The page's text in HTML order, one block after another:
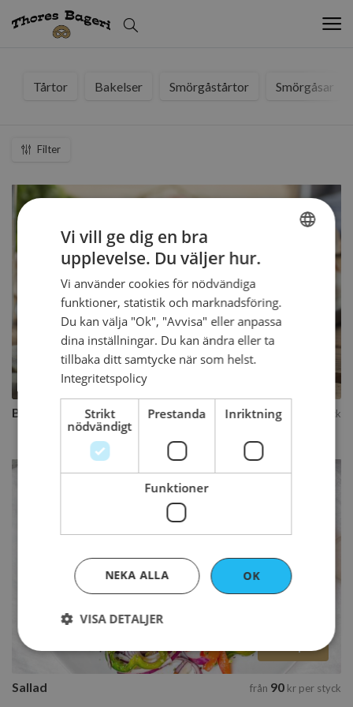
Tårtor Bakelser Smörgåstårtor Smörgåsar
Filter
Baguetter
11 tillgängliga varianter
Välj variant
Baguetter från65 per styck
Sallad
10 tillgängliga varianter
Välj variant
Sallad från 90 kr per styck
Vi vill ge dig en bra
upplevelse. Du väljer hur.
Vi använder cookies för nödvändiga
funktioner, statistik och marknadsföring.
Du kan välja "Ok", "Avvisa" eller anpassa
dina inställningar. Du kan ändra eller ta
tillbaka ditt samtycke när som helst.
Integritetspolicy
Strikt
nödvändigt
Prestanda Inriktning
Funktioner
OK
NEKA ALLA
VISA DETALJER
Inriktning